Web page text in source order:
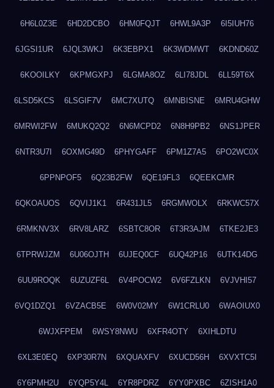
6H6L0Z3E 6HD2DCBO 6HM0FQJT 6HWL9A3P 6I5IUH76
6JGSI1UR 6JQL3WKJ 6K3EBPX1 6K3WDMWT 6KDND60Z
6KOOILKY 6KPMGXPJ 6LGMA8OZ 6LI78JDL 6LL59T6X
6LSD5KCS 6LSGIF7V 6MC7XUTQ 6MNBISNE 6MRU4GHW
6MRWI2FW 6MUKQ2Q2 6N6MCPD2 6N8H9PB2 6NS1JPER
6NTR3U7I 6OXMG49D 6PHYGAFF 6PM1Z7A5 6PO2WC0X
6PPNPOF5 6Q23B2FW 6QE19FL3 6QEEKCMR
6QKOAUOS 6QVIJ1K1 6R431JL5 6RGMWOLX 6RKWC57X
6RMKNV3X 6RV8LARZ 6SBTC8OR 6T3R3AJM 6TKE2JE3
6TPRWJZM 6U06OJTH 6UJEQ0CF 6UQ42P16 6UTK14DG
6UU9ROQK 6UZUZF6L 6V4POCW2 6V6FZLKN 6VJVHI57
6VQ1DZQ1 6VZACB5E 6W0V02MY 6W1CRLU0 6WAOIUX0
6WJXFPEM 6WSY8NWU 6XFR4OTY 6XIHLDTU
6XL3E0EQ 6XP30R7N 6XQUAXFV 6XUCD56H 6XVXTC5I
6Y6PMH2U 6YQP5Y4L 6YR8PDRZ 6YY0PXBC 6ZISH1A0